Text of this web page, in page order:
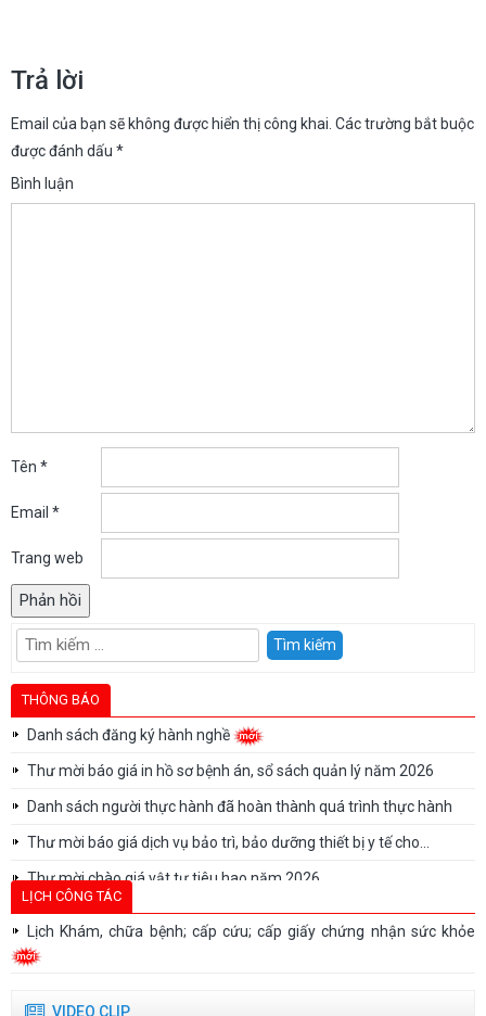
bài
viết
Trả lời
Email của bạn sẽ không được hiển thị công khai. Các trường bắt buộc
được đánh dấu *
Bình luận
Tên *
Email *
Trang web
Tìm
kiếm
cho:
THÔNG BÁO
Danh sách đăng ký hành nghề
Thư mời báo giá in hồ sơ bệnh án, sổ sách quản lý năm 2026
Danh sách người thực hành đã hoàn thành quá trình thực hành
Thư mời báo giá dịch vụ bảo trì, bảo dưỡng thiết bị y tế cho...
Thư mời chào giá vật tư tiêu hao năm 2026
Thư mời chào giá vật tư tiêu hao năm 2026
Thư mời báo giá sửa chữa, bảo trì, bảo dưỡng, hiệu chuẩn/kiểm
Danh sách người thực hành khám bệnh, chữa bệnh tại Bệnh viện
LỊCH CÔNG TÁC
Lịch Khám, chữa bệnh; cấp cứu; cấp giấy chứng nhận sức khỏe
VIDEO CLIP